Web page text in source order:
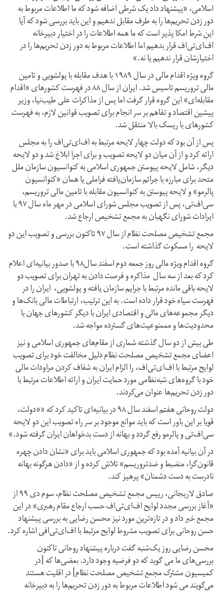
اسلامی، «پیشنهاد داد یک شرطی اضافه شود که ما اطلاعات مربوط به
دور زدن تحریم‌ها را به طرف مقابل ندهیم و این باید بررسی شود که آیا
این شرط امکا‌ پذیر است که ما همه اطلاعات را در اختیار دبیرخانه
اف‌ای‌تی‌اف قرار بدهیم اما اطلاعات مربوط به دور زدن تحریم‌ها را در
اختیارشان قرار ندهیم یا نه.»
گروه ویژه اقدام مالی در سال ۱۹۸۹ با هدف مقابله با پولشویی و تامین
مالی تروریسم تاسیس شد. ایران از سال ۸۸ در فهرست کشورهای «اقدام
مقابله‌ای» این گروه قرار گرفت اما پس از مذاکرات علی طیب‌نیا، وزیر
پیشین اقتصاد و تفاهم بر سر انجام برای تصویب قوانین لازم، به فهرست
کشورهای با ریسک بالا منتقل شد.
پس از آن بود که دولت چهار لایحه مرتبط به اف‌ای‌تی‌اف را به مجلس
ارائه کرد و از آن میان دو لایحه تصویب و برای اجرا ابلاغ شد و دو لایحه
دیگر، شامل لایحه پیوستن جمهوری اسلامی به کنوانسیون سازمان ملل
متحد برای مبارزه با جرائم سازمان‌یافته فراملی یا همان «کنوانسیون
پالرمو» و لایحه پیوستن به کنوانسیون مقابله با تامین مالی تروریسم،
سی‌اف‌تی، پس از تصویب مجلس شورای اسلامی در مهر ماه سال ۹۷ با
ایرادات شورای نگهبان به مجمع تشخیص ارجاع شد.
مجمع تشخیص مصلحت نظام از سال ۹۷ تاکنون بررسی و تصویب این دو
لایحه را مسکوت گذاشته است.
گروه اقدام ویژه مالی روز جمعه دوم اسفند سال۹۸ با صدور بیانیه‌ای اعلام
کرد که بعد از سه سال مذاکره و فرصت دادن به تهران برای تصویب دو
لایحه باقی مانده مرتبط با جرایم سازمان یافته و پولشویی، ایران را در
فهرست سیاه خود قرار داده است. به این ترتیب، ارتباطات مالی بانک‌ها و
دیگر مجموعه‌های مالی و اقتصادی ایران با دیگر کشورهای جهان با
محدودیت‌ها و مممنوعیت‌های گسترده مواجه شد.
طی بیش از دو سال گذشته شماری از مقام‌های جمهوری اسلامی و نیز
اعضای مجمع تشخیص مصلحت نظام دلیل مخالفت خود برای تصویب
لوایح مرتبط با اف‌ای‌تی‌اف، را الزام ایران به شفاف کردن مراودات مالی
خود با گروه‌های شبه‌نظامی مورد حمایت ایران و ارائه اطلاعات مرتبط با
دور زدن تحریم‌ها عنوان می‌کردند.
دولت روحانی هفتم اسفند سال ۹۸ در بیانیه‌ای تاکید کرد که ««دولت،
قویا بر این باور است که باید موانع موجود بر سر راه تصویب این دو لایحه
سی‌اف‌تی و پالرمو رفع گردد و بهانه از دست بدخواهان ایران گرفته شود.»
در آن بیانیه آمده بود که جمهوری اسلامی باید برای «نشان دادن چهره
قانون‌گرا، منضبط و ضدتروریسم» تلاش کرده و از «دادن هرگونه بهانه
نادرست به دست دشمنان» پرهیز کند.
صادق لاریجانی، رییس مجمع تشخیص مصلحت نظام، سوم دی ۹۹ از
«آغاز بررسی مجدد لوایح اف‌ای‌تی‌اف حسب ارجاع مقام رهبری» در این
مجمع خبر داد و در تازه‌ترین مورد نیز محسن رضایی به بررسی پیشنهاد
حسن روحانی برای تصویب مشروط لوایح مرتبط با اف‌ای‌تی‌افی اشاره کرد.
محسن رضایی روز یک‌شنبه گفت درباره پیشنهاد روحانی تاکنون
بررسی‌های ما می گوید که دو فرضیه وجود دارد. بعضی‌ها که [در
کمیسیون مشترک مجمع تشخیص مصلحت نظام] در اقلیت هستند
می‌گویند می شود اطلاعات مربوط به دور زدن تحریم‌ها را به دبیرخانه